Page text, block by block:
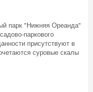
парк "Нижняя Ореанда"
паркового
присутствуют в
суровые скалы